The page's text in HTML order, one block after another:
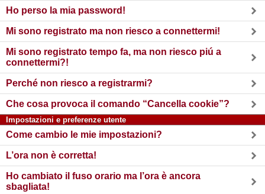
Ho perso la mia password!
Mi sono registrato ma non riesco a connettermi!
Mi sono registrato tempo fa, ma non riesco piú a
connettermi?!
Perché non riesco a registrarmi?
Che cosa provoca il comando “Cancella cookie”?
Impostazioni e preferenze utente
Come cambio le mie impostazioni?
L’ora non è corretta!
Ho cambiato il fuso orario ma l’ora è ancora
sbagliata!